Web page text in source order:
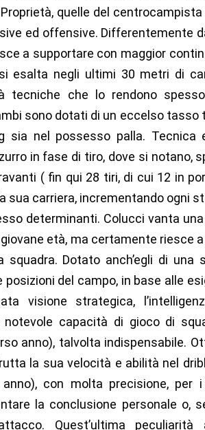
quelle del centrocampista
ed offensive. Differentemente
a supportare con maggior
esalta negli ultimi 30 metri di
tecniche che lo rendono
sono dotati di un eccelso tasso
sia nel possesso palla. Tecnica
in fase di tiro, dove si notano,
( fin qui 28 tiri, di cui 12 in
sua carriera, incrementando ogni
determinanti. Colucci vanta
giovane età, ma certamente riesce
squadra. Dotato anch’egli di
posizioni del campo, in base alle
visione strategica,
capacità di gioco di
anno), talvolta indispensabile.
la sua velocità e abilità nel
con molta precisione, per
la conclusione personale o,
Quest’ultima